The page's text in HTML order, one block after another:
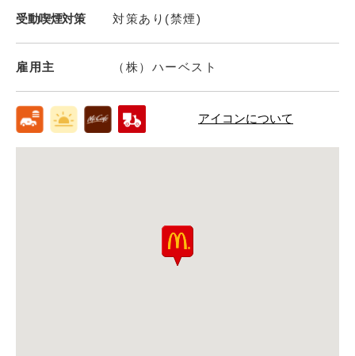
受動喫煙対策 対策あり(禁煙)
雇用主 （株）ハーベスト
アイコンについて